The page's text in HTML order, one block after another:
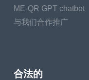
ME-QR GPT chatbot
与我们合作推广
合法的